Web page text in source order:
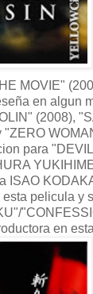
MOVIE"
en algun
(2008),
"ZERO
para
ISAO
pelicula y
en